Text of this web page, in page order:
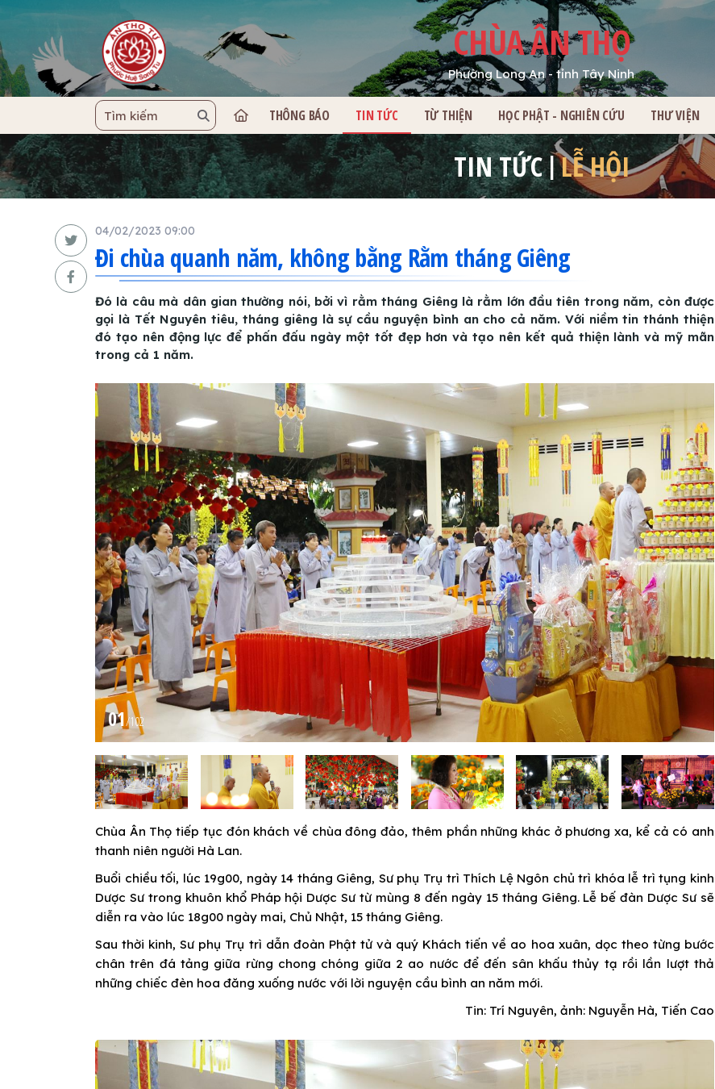
CHÙA ÂN THỌ
Phường Long An - tỉnh Tây Ninh
TRANG CHỦ
THÔNG BÁO TIN TỨC TỪ THIỆN HỌC PHẬT - NGHIÊN CỨU THƯ VIỆN
TIN TỨC LỄ HỘI
04/02/2023 09:00
Đi chùa quanh năm, không bằng Rằm tháng Giêng
Đó là câu mà dân gian thường nói, bởi vì rằm tháng Giêng là rằm lớn đầu tiên trong năm, còn được
gọi là Tết Nguyên tiêu, tháng giêng là sự cầu nguyện bình an cho cả năm. Với niềm tin thánh thiện
đó tạo nên động lực để phấn đấu ngày một tốt đẹp hơn và tạo nên kết quả thiện lành và mỹ mãn
trong cả 1 năm.
01/102
Chùa Ân Thọ tiếp tục đón khách về chùa đông đảo, thêm phần những khác ở phương xa, kể cả có anh
thanh niên người Hà Lan.
Buổi chiều tối, lúc 19g00, ngày 14 tháng Giêng, Sư phụ Trụ trì Thích Lệ Ngôn chủ trì khóa lễ trì tụng kinh
Dược Sư trong khuôn khổ Pháp hội Dược Sư từ mùng 8 đến ngày 15 tháng Giêng. Lễ bế đàn Dược Sư sẽ
diễn ra vào lúc 18g00 ngày mai, Chủ Nhật, 15 tháng Giêng.
Sau thời kinh, Sư phụ Trụ trì dẫn đoàn Phật tử và quý Khách tiến về ao hoa xuân, dọc theo từng bước
chân trên đá tảng giữa rừng chong chóng giữa 2 ao nước để đến sân khấu thủy tạ rồi lần lượt thả
những chiếc đèn hoa đăng xuống nước với lời nguyện cầu bình an năm mới.
Tin: Trí Nguyên, ảnh: Nguyễn Hà, Tiến Cao